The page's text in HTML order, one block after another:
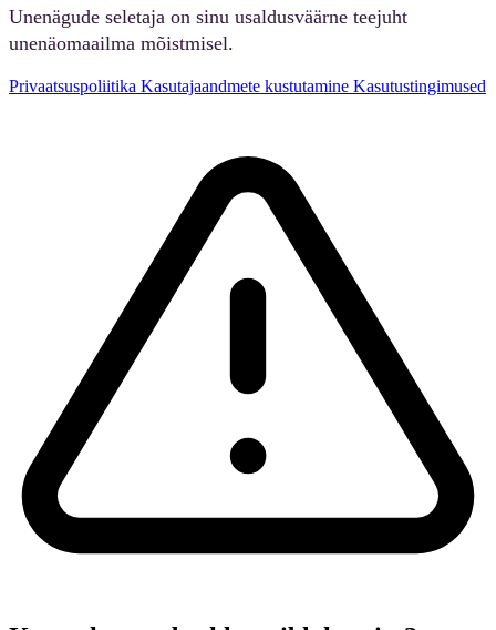
Unenägude seletaja on sinu usaldusväärne teejuht
unenäomaailma mõistmisel.
Privaatsuspoliitika Kasutajaandmete kustutamine Kasutustingimused